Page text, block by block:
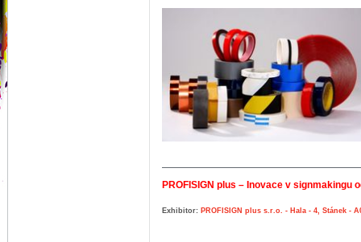
PROFISIGN plus – Inovace v signmakingu
Exhibitor: PROFISIGN plus s.r.o. - Hala - 4, Stánek -